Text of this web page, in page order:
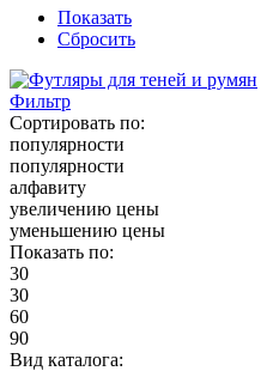
Показать
Сбросить
Фильтр
Сортировать по:
популярности
популярности
алфавиту
увеличению цены
уменьшению цены
Показать по:
30
30
60
90
Вид каталога: